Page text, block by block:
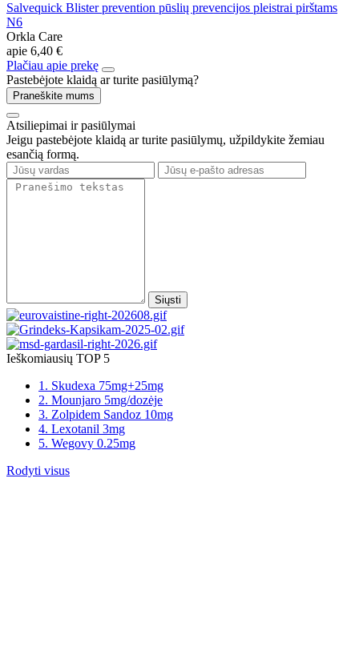
Salvequick Blister prevention pūslių prevencijos pleistrai pirštams
N6
Orkla Care
apie 6,40 €
Plačiau apie prekę
Pastebėjote klaidą ar turite pasiūlymą?
Praneškite mums
Atsiliepimai ir pasiūlymai
Jeigu pastebėjote klaidą ar turite pasiūlymų, užpildykite žemiau
esančią formą.
Siųsti
Ieškomiausių TOP 5
1. Skudexa 75mg+25mg
2. Mounjaro 5mg/dozėje
3. Zolpidem Sandoz 10mg
4. Lexotanil 3mg
5. Wegovy 0.25mg
Rodyti visus